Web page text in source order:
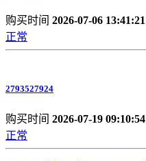
购买时间 2026-07-06 13:41:21
正常
2793527924
购买时间 2026-07-19 09:10:54
正常